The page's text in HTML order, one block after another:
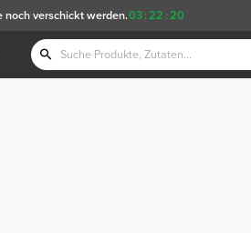
03 :22 :20
verschickt werden.